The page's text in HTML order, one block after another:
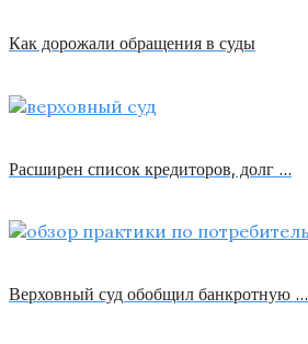
Как дорожали обращения в суды
Расширен список кредиторов, долг …
Верховный суд обобщил банкротную …